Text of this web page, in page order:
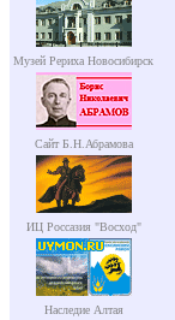
Музей Рериха Новосибирск
Сайт Б.Н.Абрамова
ИЦ Россазия "Восход"
Наследие Алтая